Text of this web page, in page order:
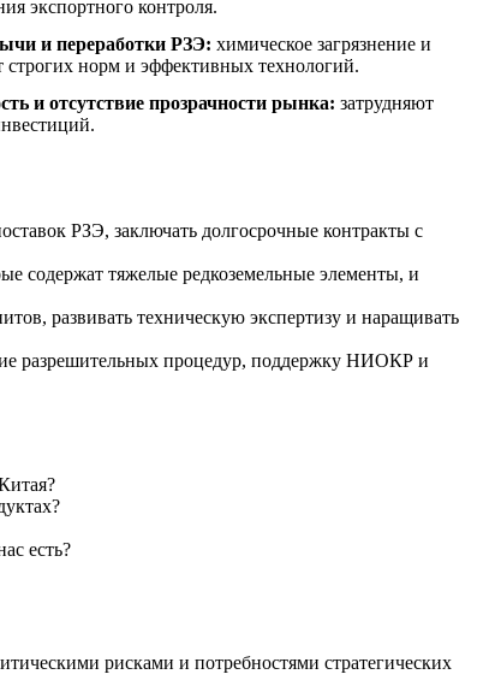
экспортного контроля.
и переработки РЗЭ: химическое загрязнение и
строгих норм и эффективных технологий.
и отсутствие прозрачности рынка: затрудняют
РЗЭ, заключать долгосрочные контракты с
содержат тяжелые редкоземельные элементы, и
развивать техническую экспертизу и наращивать
разрешительных процедур, поддержку НИОКР и
есть?
рисками и потребностями стратегических